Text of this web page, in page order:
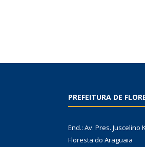
PREFEITURA DE
End.: Av. Pres. Juscelino
Floresta do Araguaia